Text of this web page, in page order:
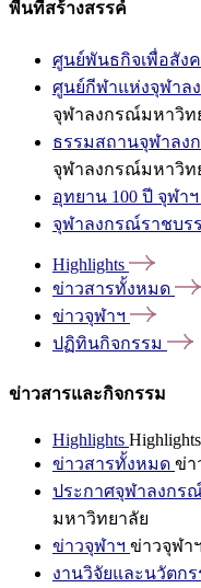
พื้นที่สร้างสรรค์
ศูนย์พันธกิจเพื่อสัง
ศูนย์กีฬาแห่งจุฬาล
จุฬาลงกรณ์มหาวิท
ธรรมสถานจุฬาลง
จุฬาลงกรณ์มหาวิท
อุทยาน 100 ปี จุฬาฯ
จุฬาลงกรณ์ราชบร
Highlights
ข่าวสารทั้งหมด
ข่าวจุฬาฯ
ปฏิทินกิจกรรม
ข่าวสารและกิจกรรม
Highlights Highlights
ข่าวสารทั้งหมด ข่า
ประกาศจุฬาลงกร
มหาวิทยาลัย
ข่าวจุฬาฯ ข่าวจุฬาฯ
งานวิจัยและนวัตกร